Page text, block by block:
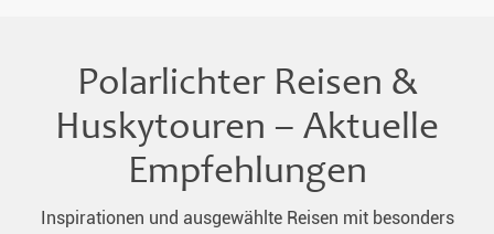
Polarlichter Reisen &
Huskytouren – Aktuelle
Empfehlungen
Inspirationen und ausgewählte Reisen mit besonders